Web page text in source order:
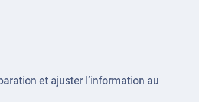
et ajuster l’information au